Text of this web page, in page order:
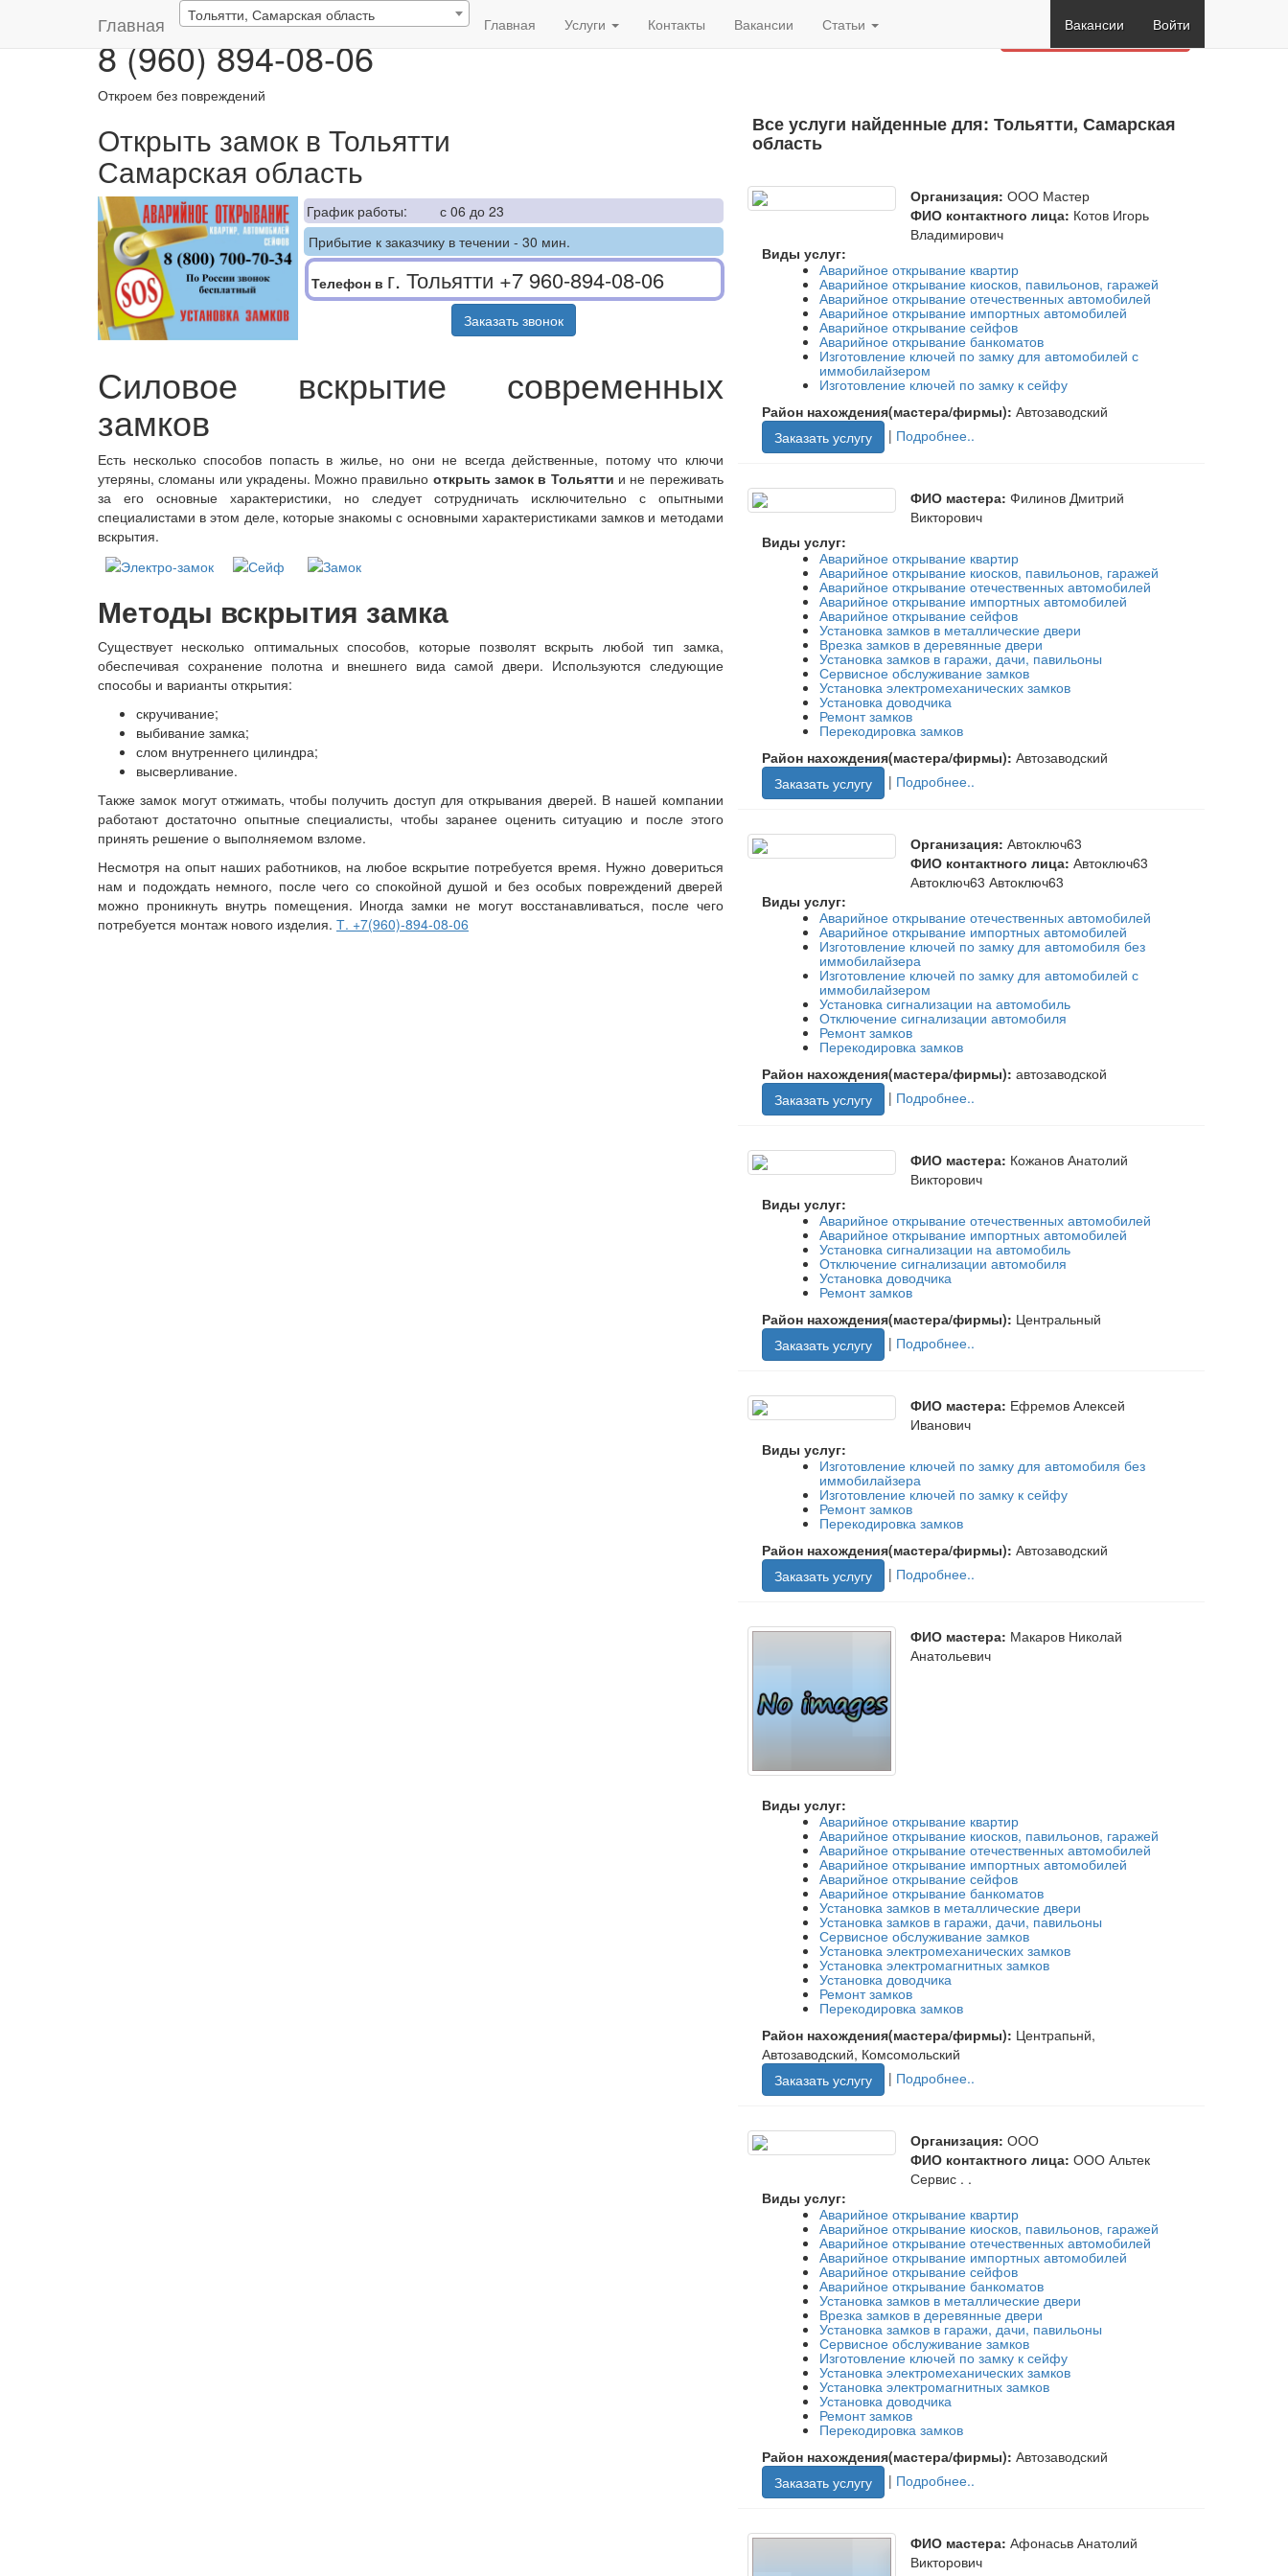
Главная Тольятти, Самарская область Главная Услуги Контакты Вакансии Статьи Вакансии Войти
8 (960) 894-08-06
Откроем без повреждений
Заказать обратный звонок
Открыть замок в Тольятти
Самарская область
График работы:
с 06 до 23
Прибытие к заказчику в течении - 30 мин.
Телефон в г. Тольятти +7 960-894-08-06
Заказать звонок
Силовое вскрытие современных
замков
Есть несколько способов попасть в жилье, но они не всегда действенные, потому что ключи
утеряны, сломаны или украдены. Можно правильно открыть замок в Тольятти и не переживать
за его основные характеристики, но следует сотрудничать исключительно с опытными
специалистами в этом деле, которые знакомы с основными характеристиками замков и методами
вскрытия.
Методы вскрытия замка
Существует несколько оптимальных способов, которые позволят вскрыть любой тип замка,
обеспечивая сохранение полотна и внешнего вида самой двери. Используются следующие
способы и варианты открытия:
скручивание;
выбивание замка;
слом внутреннего цилиндра;
высверливание.
Также замок могут отжимать, чтобы получить доступ для открывания дверей. В нашей компании
работают достаточно опытные специалисты, чтобы заранее оценить ситуацию и после этого
принять решение о выполняемом взломе.
Несмотря на опыт наших работников, на любое вскрытие потребуется время. Нужно довериться
нам и подождать немного, после чего со спокойной душой и без особых повреждений дверей
можно проникнуть внутрь помещения. Иногда замки не могут восстанавливаться, после чего
потребуется монтаж нового изделия. Т. +7(960)-894-08-06
Все услуги найденные для: Тольятти, Самарская
область
Организация:ООО Мастер
ФИО контактного лица: Котов Игорь
Владимирович
Виды услуг:
Аварийное открывание квартир
Аварийное открывание киосков, павильонов, гаражей
Аварийное открывание отечественных автомобилей
Аварийное открывание импортных автомобилей
Аварийное открывание сейфов
Аварийное открывание банкоматов
Изготовление ключей по замку для автомобилей с
иммобилайзером
Изготовление ключей по замку к сейфу
Район нахождения(мастера/фирмы): Автозаводский
Заказать услугу
| Подробнее..
ФИО мастера: Филинов Дмитрий
Викторович
Виды услуг:
Аварийное открывание квартир
Аварийное открывание киосков, павильонов, гаражей
Аварийное открывание отечественных автомобилей
Аварийное открывание импортных автомобилей
Аварийное открывание сейфов
Установка замков в металлические двери
Врезка замков в деревянные двери
Установка замков в гаражи, дачи, павильоны
Сервисное обслуживание замков
Установка электромеханических замков
Установка доводчика
Ремонт замков
Перекодировка замков
Район нахождения(мастера/фирмы): Автозаводский
Заказать услугу
| Подробнее..
Организация:Автоключ63
ФИО контактного лица: Автоключ63
Автоключ63 Автоключ63
Виды услуг:
Аварийное открывание отечественных автомобилей
Аварийное открывание импортных автомобилей
Изготовление ключей по замку для автомобиля без
иммобилайзера
Изготовление ключей по замку для автомобилей с
иммобилайзером
Установка сигнализации на автомобиль
Отключение сигнализации автомобиля
Ремонт замков
Перекодировка замков
Район нахождения(мастера/фирмы): автозаводской
Заказать услугу
| Подробнее..
ФИО мастера: Кожанов Анатолий
Викторович
Виды услуг:
Аварийное открывание отечественных автомобилей
Аварийное открывание импортных автомобилей
Установка сигнализации на автомобиль
Отключение сигнализации автомобиля
Установка доводчика
Ремонт замков
Район нахождения(мастера/фирмы): Центральный
Заказать услугу
| Подробнее..
ФИО мастера: Ефремов Алексей
Иванович
Виды услуг:
Изготовление ключей по замку для автомобиля без
иммобилайзера
Изготовление ключей по замку к сейфу
Ремонт замков
Перекодировка замков
Район нахождения(мастера/фирмы): Автозаводский
Заказать услугу
| Подробнее..
ФИО мастера: Макаров Николай
Анатольевич
Виды услуг:
Аварийное открывание квартир
Аварийное открывание киосков, павильонов, гаражей
Аварийное открывание отечественных автомобилей
Аварийное открывание импортных автомобилей
Аварийное открывание сейфов
Аварийное открывание банкоматов
Установка замков в металлические двери
Установка замков в гаражи, дачи, павильоны
Сервисное обслуживание замков
Установка электромеханических замков
Установка электромагнитных замков
Установка доводчика
Ремонт замков
Перекодировка замков
Район нахождения(мастера/фирмы): Центрапьнй,
Автозаводский, Комсомольский
Заказать услугу
| Подробнее..
Организация:ООО
ФИО контактного лица: ООО Альтек
Сервис . .
Виды услуг:
Аварийное открывание квартир
Аварийное открывание киосков, павильонов, гаражей
Аварийное открывание отечественных автомобилей
Аварийное открывание импортных автомобилей
Аварийное открывание сейфов
Аварийное открывание банкоматов
Установка замков в металлические двери
Врезка замков в деревянные двери
Установка замков в гаражи, дачи, павильоны
Сервисное обслуживание замков
Изготовление ключей по замку к сейфу
Установка электромеханических замков
Установка электромагнитных замков
Установка доводчика
Ремонт замков
Перекодировка замков
Район нахождения(мастера/фирмы): Автозаводский
Заказать услугу
| Подробнее..
ФИО мастера: Афонасьв Анатолий
Викторович